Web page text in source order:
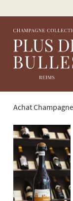
relais colis en
Achat